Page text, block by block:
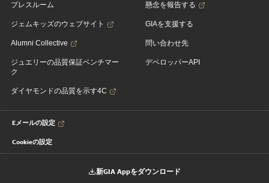
プレスルーム
ジェムキッズのウェブサイト
Alumni Collective
ジュエリーの品質保証ベンチマー
ク
ダイヤモンドの品質を示す4C
懸念を報告する
GIAを支援する
問い合わせ先
デベロッパーAPI
Eメールの設定
Cookieの設定
新GIA Appをダウンロード